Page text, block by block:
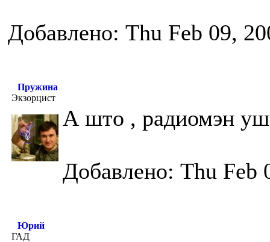
Добавлено: Thu Feb 09,
Пружина
Экзорцист
А што , радиомэн
Добавлено: Thu Feb
Юрий
ГАД